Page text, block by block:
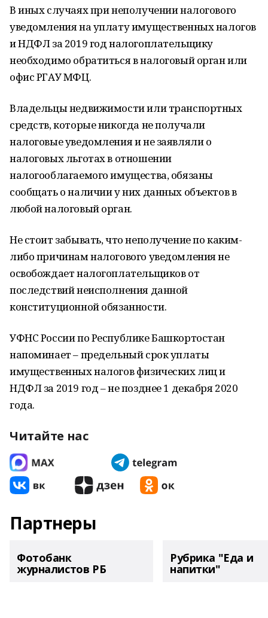
В иных случаях при неполучении налогового
уведомления на уплату имущественных налогов
и НДФЛ за 2019 год налогоплательщику
необходимо обратиться в налоговый орган или
офис РГАУ МФЦ.
Владельцы недвижимости или транспортных
средств, которые никогда не получали
налоговые уведомления и не заявляли о
налоговых льготах в отношении
налогооблагаемого имущества, обязаны
сообщать о наличии у них данных объектов в
любой налоговый орган.
Не стоит забывать, что неполучение по каким-
либо причинам налогового уведомления не
освобождает налогоплательщиков от
последствий неисполнения данной
конституционной обязанности.
УФНС России по Республике Башкортостан
напоминает – предельный срок уплаты
имущественных налогов физических лиц и
НДФЛ за 2019 год – не позднее 1 декабря 2020
года.
Читайте нас
Партнеры
Фотобанк
журналистов РБ
Рубрика "Еда и
напитки"